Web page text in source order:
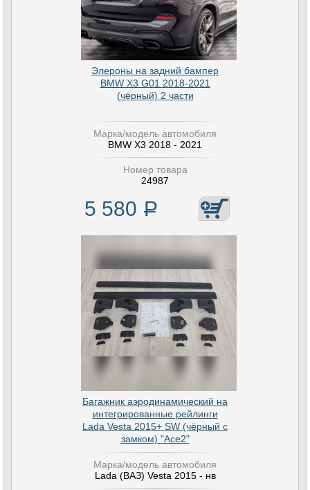
Элероны на задний бампер
BMW X3 G01 2018-2021
(чёрный) 2 части
Марка/модель автомобиля
BMW X3 2018 - 2021
Номер товара
24987
5 580 Р
Багажник аэродинамический на
интегрированные рейлинги
Lada Vesta 2015+ SW (чёрный с
замком) "Ace2"
Марка/модель автомобиля
Lada (ВАЗ) Vesta 2015 - нв